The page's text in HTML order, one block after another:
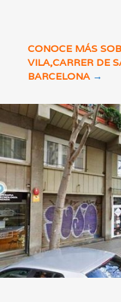
CONOCE MÁS
VILA,CARRER DE
BARCELONA →